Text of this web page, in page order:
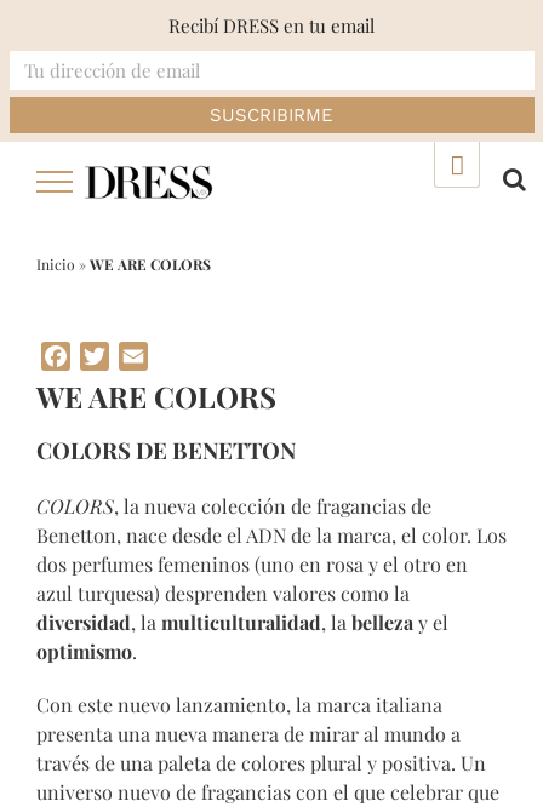
Inicio »WE ARE COLORS
Facebook
Twitter
WE ARE COLORS
COLORS DE BENETTON
COLORS, la nueva colección de fragancias de
Benetton, nace desde el ADN de la marca, el color. Los
dos perfumes femeninos (uno en rosa y el otro en
azul turquesa) desprenden valores como la
diversidad, la multiculturalidad, la belleza y el
optimismo.
Con este nuevo lanzamiento, la marca italiana
presenta una nueva manera de mirar al mundo a
través de una paleta de colores plural y positiva. Un
universo nuevo de fragancias con el que celebrar que
Recibí DRESS en tu email